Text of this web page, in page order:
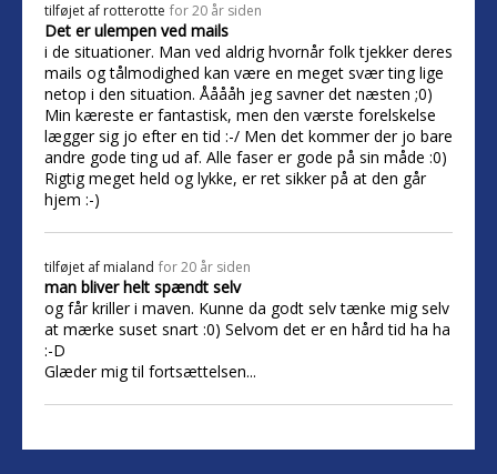
tilføjet af rotterotte for 20 år siden
Det er ulempen ved mails
i de situationer. Man ved aldrig hvornår folk tjekker deres
mails og tålmodighed kan være en meget svær ting lige
netop i den situation. Ååååh jeg savner det næsten ;0)
Min kæreste er fantastisk, men den værste forelskelse
lægger sig jo efter en tid :-/ Men det kommer der jo bare
andre gode ting ud af. Alle faser er gode på sin måde :0)
Rigtig meget held og lykke, er ret sikker på at den går
hjem :-)
tilføjet af mialand for 20 år siden
man bliver helt spændt selv
og får kriller i maven. Kunne da godt selv tænke mig selv
at mærke suset snart :0) Selvom det er en hård tid ha ha
:-D
Glæder mig til fortsættelsen...